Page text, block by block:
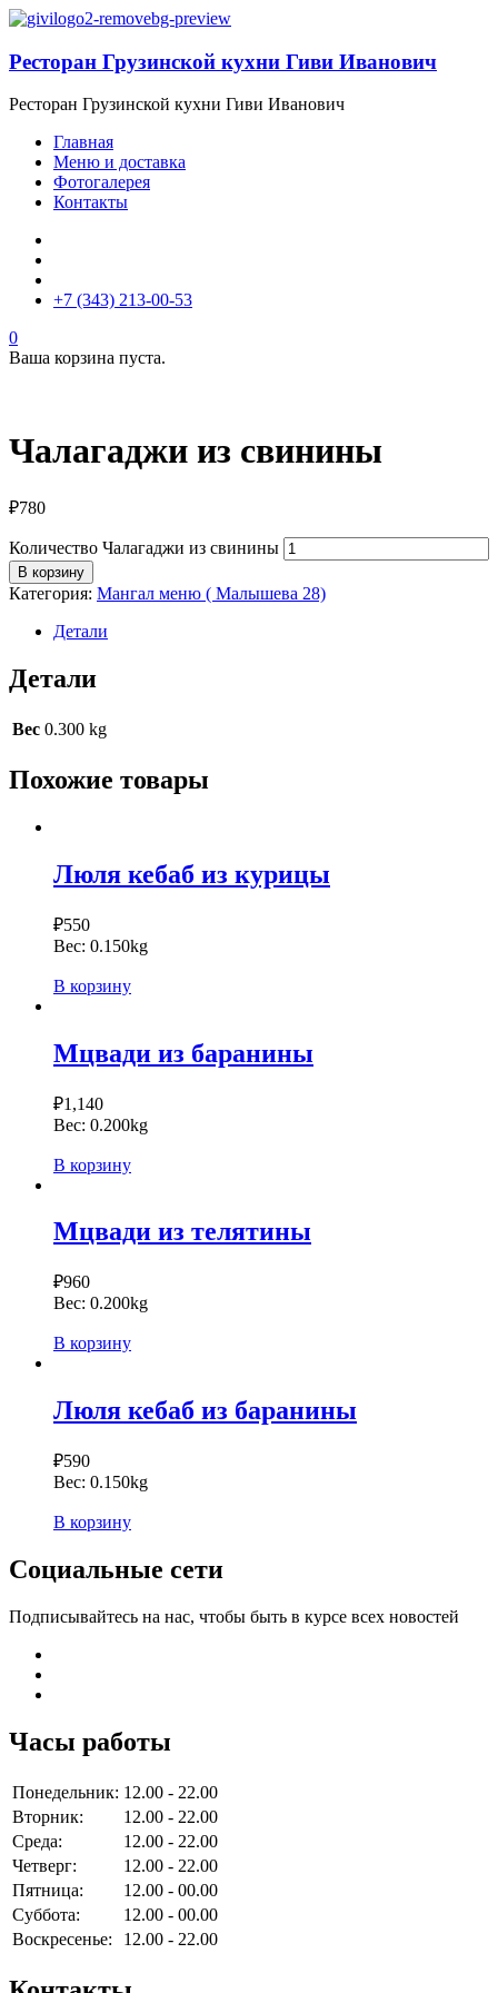
Ресторан Грузинской кухни Гиви Иванович
Ресторан Грузинской кухни Гиви Иванович
Главная
Меню и доставка
Фотогалерея
Контакты
+7 (343) 213-00-53
0
Ваша корзина пуста.
Чалагаджи из свинины
₽780
Количество Чалагаджи из свинины
В корзину
Категория: Мангал меню ( Малышева 28)
Детали
Детали
Вес 0.300 kg
Похожие товары
Люля кебаб из курицы
₽550
Вес: 0.150kg
В корзину
Мцвади из баранины
₽1,140
Вес: 0.200kg
В корзину
Мцвади из телятины
₽960
Вес: 0.200kg
В корзину
Люля кебаб из баранины
₽590
Вес: 0.150kg
В корзину
Социальные сети
Подписывайтесь на нас, чтобы быть в курсе всех новостей
Часы работы
Понедельник: 12.00 - 22.00
Вторник:
12.00 - 22.00
Среда:
12.00 - 22.00
Четверг:
12.00 - 22.00
Пятница:
12.00 - 00.00
Суббота:
12.00 - 00.00
Воскресенье:
12.00 - 22.00